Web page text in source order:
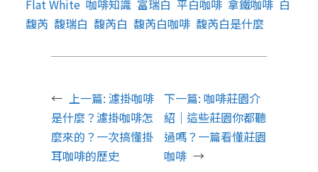
Flat White 咖啡知識 富瑞白 平白咖啡 拿鐵咖啡 白
馥芮 馥瑞白 馥芮白 馥芮白咖啡 馥芮白是什麼
← 上一篇: 濾掛咖啡
是什麼？濾掛咖啡怎
麼來的？一次搞懂掛
耳咖啡的歷史
下一篇:咖啡莊園介
紹｜這些莊園你都聽
過嗎？一篇看懂莊園
咖啡 →